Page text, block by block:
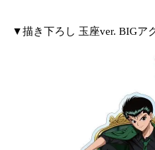
▼描き下ろし 玉座ver. BIGア